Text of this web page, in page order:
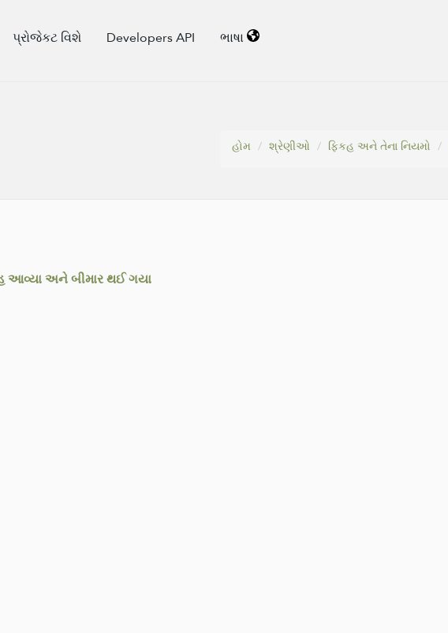
પ્રોજેકટ વિશે Developers API ભાષા
હોમ
શ્રેણીઓ ફિકહ અને તેના નિયમો
આવ્યા અને બીમાર થઈ ગયા